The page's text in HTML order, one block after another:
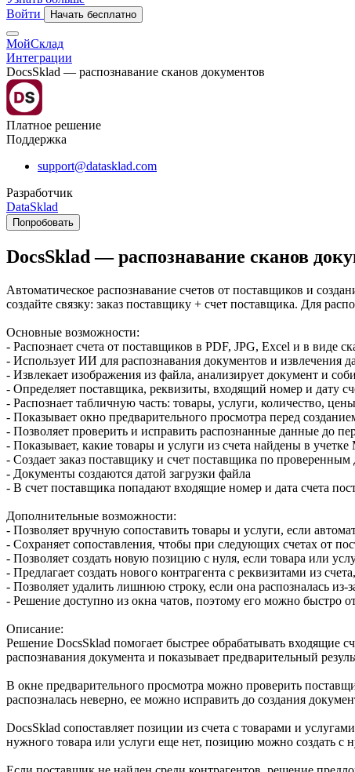
Войти
Начать бесплатно
МойСклад
Интеграции
DocsSklad — распознавание сканов документов
Платное решение
Поддержка
support@datasklad.com
Разработчик
DataSklad
Попробовать
DocsSklad — распознавание сканов
Автоматическое распознавание счетов от поставщиков и
создайте связку: заказ поставщику + счет поставщика. Для
Основные возможности:
- Распознает счета от поставщиков в PDF, JPG, Excel и в виде
- Использует ИИ для распознавания документов и извлечения
- Извлекает изображения из файла, анализирует документ и
- Определяет поставщика, реквизиты, входящий номер и дату
- Распознает табличную часть: товары, услуги, количество,
- Показывает окно предварительного просмотра перед
- Позволяет проверить и исправить распознанные данные до
- Показывает, какие товары и услуги из счета найдены в
- Создает заказ поставщику и счет поставщика по
- Документы создаются датой загрузки файла
- В счет поставщика попадают входящие номер и дата счета
Дополнительные возможности:
- Позволяет вручную сопоставить товары и услуги, если
- Сохраняет сопоставления, чтобы при следующих счетах от
- Позволяет создать новую позицию с нуля, если товара или
- Предлагает создать нового контрагента с реквизитами из
- Позволяет удалить лишнюю строку, если она распозналась из-
- Решение доступно из окна чатов, поэтому его можно быстро
Описание:
Решение DocsSklad помогает быстрее обрабатывать входящие
распознавания документа и показывает предварительный
В окне предварительного просмотра можно проверить
распозналась неверно, ее можно исправить до создания
DocsSklad сопоставляет позиции из счета с товарами и
нужного товара или услуги еще нет, позицию можно создать с